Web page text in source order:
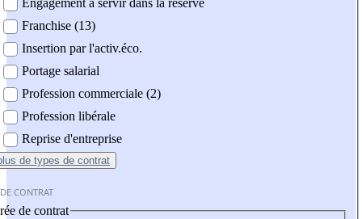
Engagement à servir dans la réserve
Franchise (13)
Insertion par l'activ.éco.
Portage salarial
Profession commerciale (2)
Profession libérale
Reprise d'entreprise
de types de contrat
CONTRAT
de contrat